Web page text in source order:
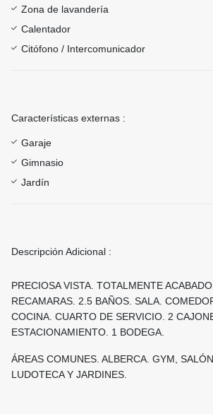
Zona de lavandería
Calentador
Citófono / Intercomunicador
Características externas :
Garaje
Gimnasio
Jardín
Descripción Adicional :
PRECIOSA VISTA. TOTALMENTE
RECAMARAS. 2.5 BAÑOS. SALA.
COCINA. CUARTO DE SERVICIO. 2
ESTACIONAMIENTO. 1 BODEGA.
ÁREAS COMUNES. ALBERCA. GYM,
LUDOTECA Y JARDINES.